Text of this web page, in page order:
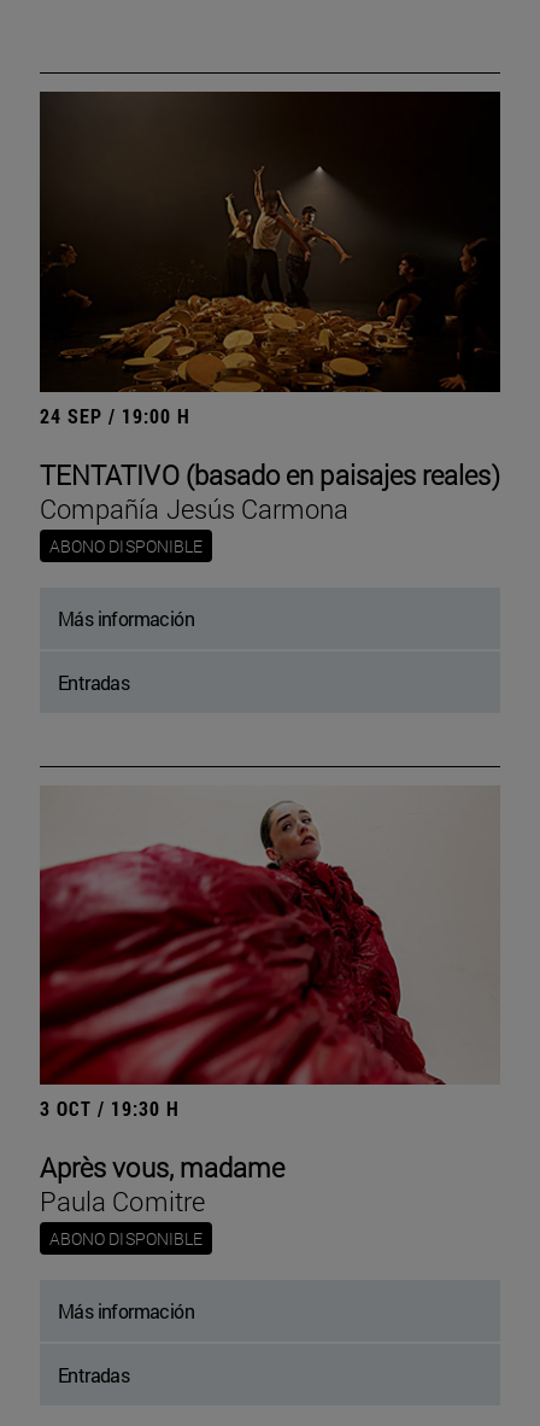
24 SEP / 19:00 H
TENTATIVO (basado en paisajes reales)
Compañía Jesús Carmona
ABONO DISPONIBLE
Más información
Entradas
3 OCT / 19:30 H
Après vous, madame
Paula Comitre
ABONO DISPONIBLE
Más información
Entradas